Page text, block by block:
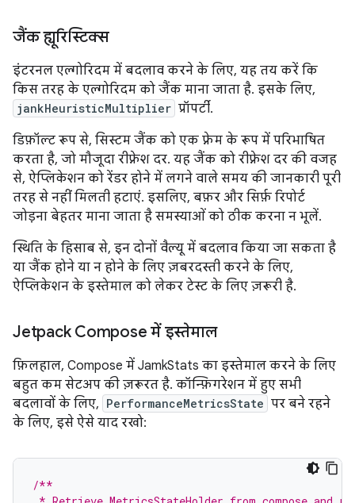
जैंक ह्यूरिस्टिक्स
इंटरनल एल्गोरिदम में बदलाव करने के लिए, यह तय करें कि
किस तरह के एल्गोरिदम को जैंक माना जाता है. इसके लिए,
jankHeuristicMultiplier प्रॉपर्टी.
डिफ़ॉल्ट रूप से, सिस्टम जैंक को एक फ़्रेम के रूप में परिभाषित
करता है, जो मौजूदा रीफ़्रेश दर. यह जैंक को रीफ़्रेश दर की वजह
से, ऐप्लिकेशन को रेंडर होने में लगने वाले समय की जानकारी पूरी
तरह से नहीं मिलती हटाएं. इसलिए, बफ़र और सिर्फ़ रिपोर्ट
जोड़ना बेहतर माना जाता है समस्याओं को ठीक करना न भूलें.
स्थिति के हिसाब से, इन दोनों वैल्यू में बदलाव किया जा सकता है
या जैंक होने या न होने के लिए ज़बरदस्ती करने के लिए,
ऐप्लिकेशन के इस्तेमाल को लेकर टेस्ट के लिए ज़रूरी है.
Jetpack Compose में इस्तेमाल
फ़िलहाल, Compose में JamkStats का इस्तेमाल करने के लिए
बहुत कम सेटअप की ज़रूरत है. कॉन्फ़िगरेशन में हुए सभी
बदलावों के लिए, PerformanceMetricsState पर बने रहने
के लिए, इसे ऐसे याद रखो:
/**